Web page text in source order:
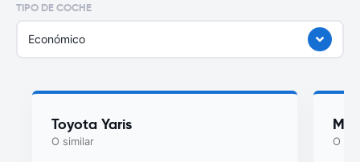
TIPO DE COCHE
Económico
Toyota Yaris
O similar O